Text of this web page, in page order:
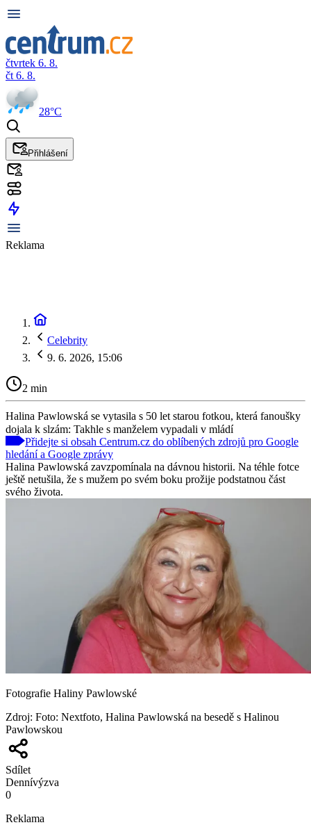
čtvrtek 6. 8.
čt 6. 8.
28°C
Přihlášení
Reklama
Celebrity
9. 6. 2026, 15:06
2 min
Halina Pawlowská se vytasila s 50 let starou fotkou, která fanoušky
dojala k slzám: Takhle s manželem vypadali v mládí
Přidejte si obsah Centrum.cz do oblíbených zdrojů pro Google
hledání a Google zprávy
Halina Pawlowská zavzpomínala na dávnou historii. Na téhle fotce
ještě netušila, že s mužem po svém boku prožije podstatnou část
svého života.
Fotografie Haliny Pawlowské
Zdroj: Foto: Nextfoto, Halina Pawlowská na besedě s Halinou
Pawlowskou
Sdílet
Dennívýzva
0
Reklama